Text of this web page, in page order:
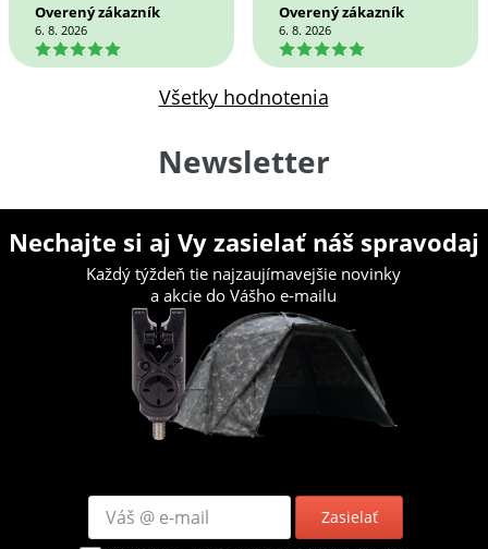
Overený zákazník
6. 8. 2026
5
Overený zákazník
6. 8. 2026
5
Všetky hodnotenia
Newsletter
Nechajte si aj Vy zasielať náš spravodaj
Každý týždeň tie najzaujímavejšie novinky
a akcie do Vášho e-mailu
Zasielať